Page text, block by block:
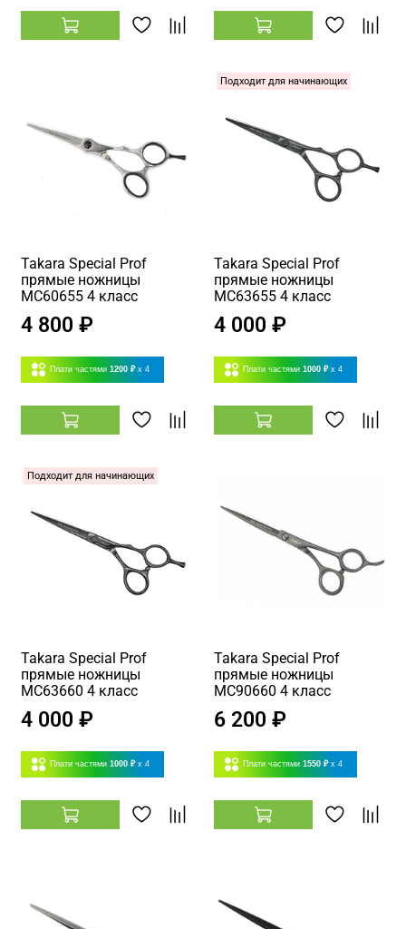
Takara Special Prof
прямые ножницы
MC60655 4 класс
4 800 ₽
Плати частями 1200 ₽ x 4
Подходит для начинающих
Takara Special Prof
прямые ножницы
MC63655 4 класс
4 000 ₽
Плати частями 1000 ₽ x 4
Подходит для начинающих
Takara Special Prof
прямые ножницы
MC63660 4 класс
4 000 ₽
Плати частями 1000 ₽ x 4
Takara Special Prof
прямые ножницы
MC90660 4 класс
6 200 ₽
Плати частями 1550 ₽ x 4